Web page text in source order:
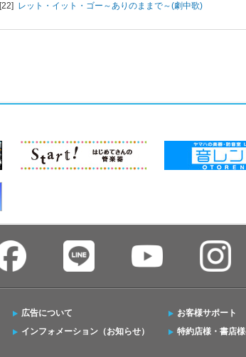
[22] レット・イット・ゴー～ありのままで～(劇中歌)
広告について
インフォメーション（お知らせ）
お客様サポート
特約店様・書店